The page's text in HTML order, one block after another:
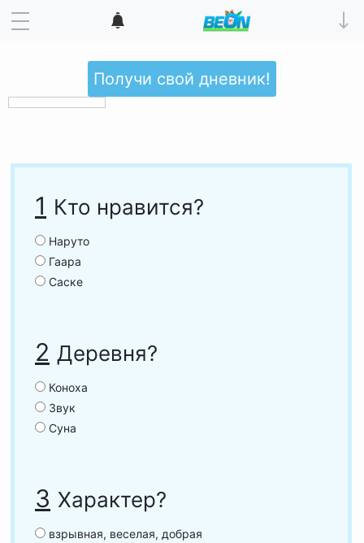
Получи свой дневник!
1 Кто нравится?
Наруто
Гаара
Саске
2 Деревня?
Коноха
Звук
Суна
3 Характер?
взрывная, веселая, добрая